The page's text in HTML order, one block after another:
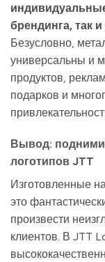
брендинга, так
Безусловно,
универсальны и
продуктов,
подарков и
Вывод:
логотипов JTT
Изготовленные
это
произвести
клиентов. В JTT